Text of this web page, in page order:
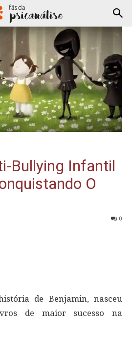
Bullying Infantil
O
0
de Benjamin, nasceu
de maior sucesso na